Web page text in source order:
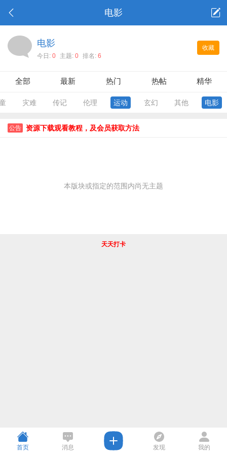
电影
收藏
电影
今日: 0 主题: 0 排名: 6
全部 最新 热门 热帖 精华
灾难 传记 伦理 运动 玄幻 其他 电影
公告 资源下载观看教程，及会员获取方法
本版块或指定的范围内尚无主题
天天打卡
首页 消息 发现 我的